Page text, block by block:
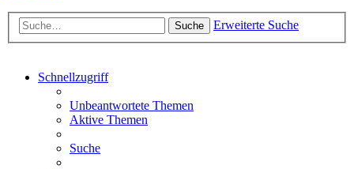
Suche Erweiterte Suche
Schnellzugriff
Unbeantwortete Themen
Aktive Themen
Suche